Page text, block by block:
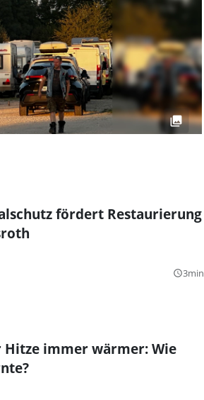
fördert Restaurierung
query_builder3min
Hitze immer wärmer: Wie